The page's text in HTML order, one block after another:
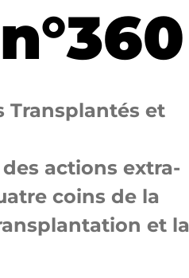
Transplantés et
actions extra-
coins de la
et la